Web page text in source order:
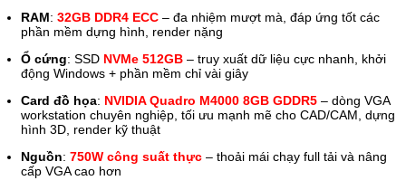
RAM: 32GB DDR4 ECC – đa nhiệm mượt mà, đáp ứng tốt các
phần mềm dựng hình, render nặng
Ổ cứng: SSD NVMe 512GB – truy xuất dữ liệu cực nhanh, khởi
động Windows + phần mềm chỉ vài giây
Card đồ họa: NVIDIA Quadro M4000 8GB GDDR5 – dòng VGA
workstation chuyên nghiệp, tối ưu mạnh mẽ cho CAD/CAM, dựng
hình 3D, render kỹ thuật
Nguồn: 750W công suất thực – thoải mái chạy full tải và nâng
cấp VGA cao hơn